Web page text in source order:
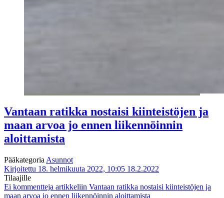
Vantaan ratikka nostaisi kiinteistöjen ja
maan arvoa jo ennen liikennöinnin
aloittamista
Pääkategoria Asunnot
Kirjoitettu 18. helmikuuta 2022, 10:05 18.2.2022
Tilaajille
Ei kommentteja artikkeliin Vantaan ratikka nostaisi kiinteistöjen ja
maan arvoa jo ennen liikennöinnin aloittamista